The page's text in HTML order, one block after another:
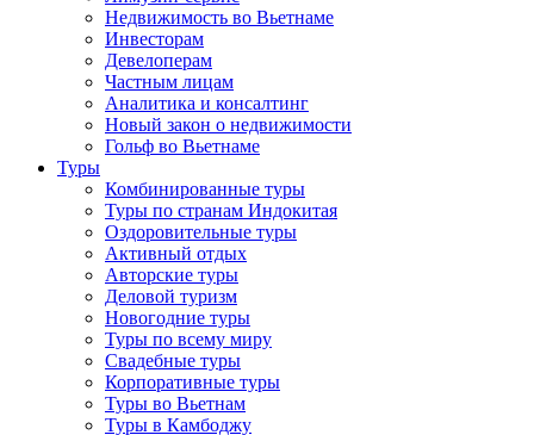
Недвижимость во Вьетнаме
Инвесторам
Девелоперам
Частным лицам
Аналитика и консалтинг
Новый закон о недвижимости
Гольф во Вьетнаме
Туры
Комбинированные туры
Туры по странам Индокитая
Оздоровительные туры
Активный отдых
Авторские туры
Деловой туризм
Новогодние туры
Туры по всему миру
Свадебные туры
Корпоративные туры
Туры во Вьетнам
Туры в Камбоджу